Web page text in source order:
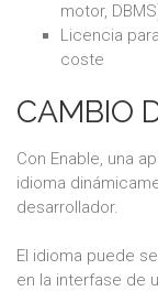
motor,
Licencia
coste
CAMBIO
Con Enable, una
idioma
desarrollador.
El idioma puede
en la interfase de